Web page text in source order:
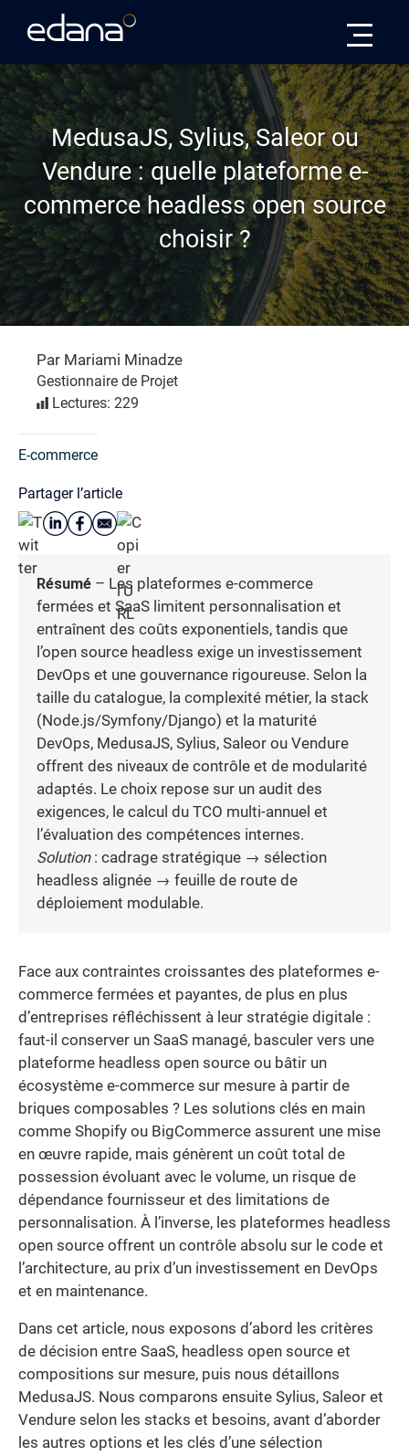
MedusaJS, Sylius, Saleor ou
Vendure : quelle plateforme e-
commerce headless open source
choisir ?
Par Mariami Minadze
Gestionnaire de Projet
Lectures: 229
E-commerce
Partager l’article
Résumé – Les plateformes e-commerce
fermées et SaaS limitent personnalisation et
entraînent des coûts exponentiels, tandis que
l’open source headless exige un investissement
DevOps et une gouvernance rigoureuse. Selon la
taille du catalogue, la complexité métier, la stack
(Node.js/Symfony/Django) et la maturité
DevOps, MedusaJS, Sylius, Saleor ou Vendure
offrent des niveaux de contrôle et de modularité
adaptés. Le choix repose sur un audit des
exigences, le calcul du TCO multi-annuel et
l’évaluation des compétences internes.
Solution: cadrage stratégique → sélection
headless alignée → feuille de route de
déploiement modulable.
Face aux contraintes croissantes des plateformes e-
commerce fermées et payantes, de plus en plus
d’entreprises réfléchissent à leur stratégie digitale :
faut-il conserver un SaaS managé, basculer vers une
plateforme headless open source ou bâtir un
écosystème e-commerce sur mesure à partir de
briques composables ? Les solutions clés en main
comme Shopify ou BigCommerce assurent une mise
en œuvre rapide, mais génèrent un coût total de
possession évoluant avec le volume, un risque de
dépendance fournisseur et des limitations de
personnalisation. À l’inverse, les plateformes headless
open source offrent un contrôle absolu sur le code et
l’architecture, au prix d’un investissement en DevOps
et en maintenance.
Dans cet article, nous exposons d’abord les critères
de décision entre SaaS, headless open source et
compositions sur mesure, puis nous détaillons
MedusaJS. Nous comparons ensuite Sylius, Saleor et
Vendure selon les stacks et besoins, avant d’aborder
les autres options et les clés d’une sélection